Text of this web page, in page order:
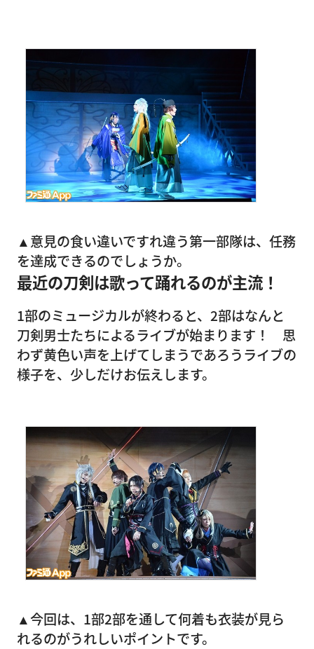
▲意見の食い違いですれ違う第一部隊は、任務
を達成できるのでしょうか。
最近の刀剣は歌って踊れるのが主流！
1部のミュージカルが終わると、2部はなんと
刀剣男士たちによるライブが始まります！ 思
わず黄色い声を上げてしまうであろうライブの
様子を、少しだけお伝えします。
▲今回は、1部2部を通して何着も衣装が見ら
れるのがうれしいポイントです。